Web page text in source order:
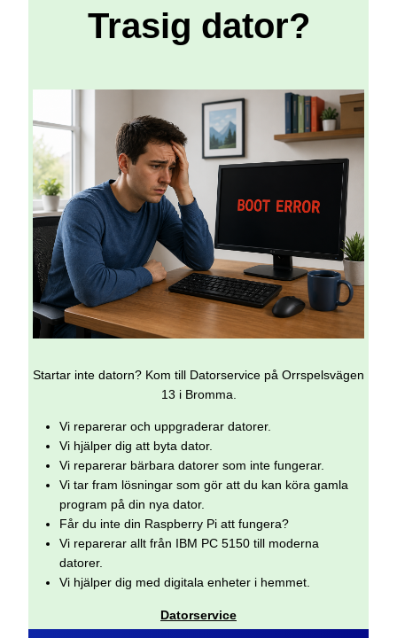
Trasig dator?
Startar inte datorn? Kom till Datorservice på Orrspelsvägen
13 i Bromma.
Vi reparerar och uppgraderar datorer.
Vi hjälper dig att byta dator.
Vi reparerar bärbara datorer som inte fungerar.
Vi tar fram lösningar som gör att du kan köra gamla
program på din nya dator.
Får du inte din Raspberry Pi att fungera?
Vi reparerar allt från IBM PC 5150 till moderna
datorer.
Vi hjälper dig med digitala enheter i hemmet.
Datorservice